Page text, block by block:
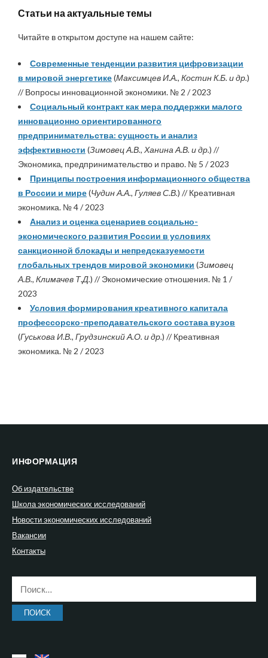
Статьи на актуальные темы
Читайте в открытом доступе на нашем сайте:
Современные тенденции развития цифровизации
в мировой энергетике(Максимцев И.А., Костин К.Б. и др.)
// Вопросы инновационной экономики. № 2 / 2023
Социальный контракт как мера поддержки малого
инновационно ориентированного
предпринимательства: сущность и анализ
эффективности (Зимовец А.В., Ханина А.В. и др.) //
Экономика, предпринимательство и право. № 5 / 2023
Принципы построения информационного общества
в России и мире(Чудин А.А., Гуляев С.В.) // Креативная
экономика. № 4 / 2023
Анализ и оценка сценариев социально-
экономического развития России в условиях
санкционной блокады и непредсказуемости
глобальных трендов мировой экономики (Зимовец
А.В., Климачев Т.Д.) // Экономические отношения. № 1 /
2023
Условия формирования креативного капитала
профессорско-преподавательского состава вузов
(Гуськова И.В., Грудзинский А.О. и др.) // Креативная
экономика. № 2 / 2023
ИНФОРМАЦИЯ
Об издательстве
Школа экономических исследований
Новости экономических исследований
Вакансии
Контакты